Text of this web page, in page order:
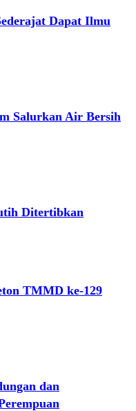
Dapat Ilmu
Salurkan Air Bersih
Ditertibkan
TMMD ke-129
dan